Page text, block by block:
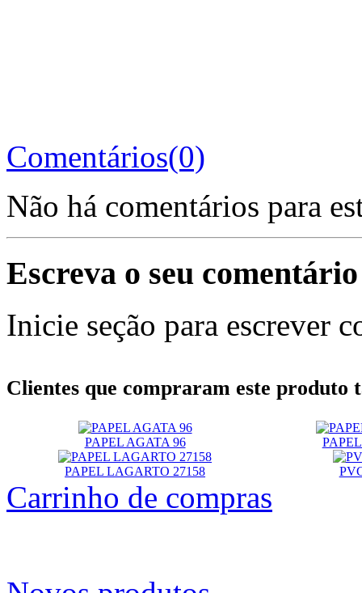
Comentários(0)
Não há comentários para
Escreva o seu comentário
Inicie seção para escrever
Clientes que compraram este produto
PAPEL AGATA 96
PAPEL LAGARTO 27158
Carrinho de compras